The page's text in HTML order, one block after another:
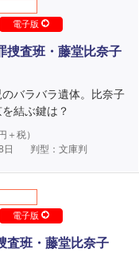
電子版
捜査班・藤堂比奈子
バラバラ遺体。比奈子
結ぶ鍵は？
円＋税）
判型：文庫判
電子版
査班・藤堂比奈子